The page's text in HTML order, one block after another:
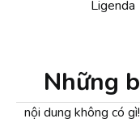
Ligenda
Những
nội dung không có gì!